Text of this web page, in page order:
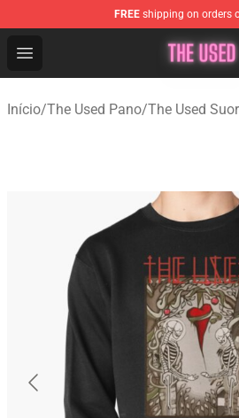
FREE shipping on orders
Open menu
The Used Store - Official The
Início/The Used Pano/The Used Suor